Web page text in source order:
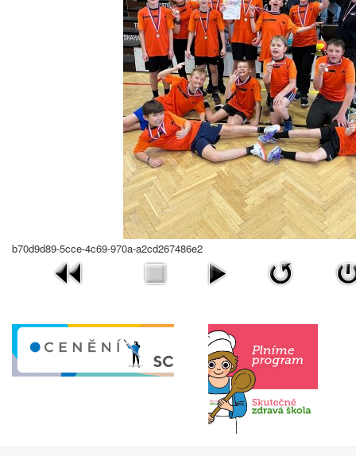
b70d9d89-5cce-4c69-970a-a2cd267486e2